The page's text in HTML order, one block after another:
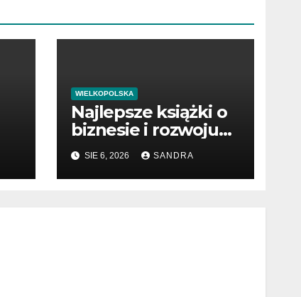
WIELKOPOLSKA
Najlepsze książki o
biznesie i rozwoju
firmy
SIE 6, 2026 SANDRA